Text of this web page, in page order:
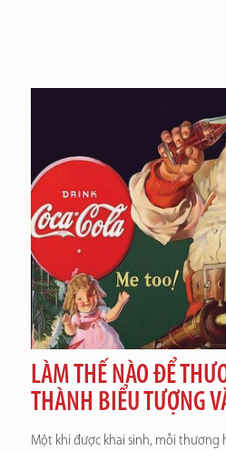
LÀM THẾ NÀO ĐỂ
THÀNH BIỂU TƯỢNG
Một khi được khai sinh, mỗi thương